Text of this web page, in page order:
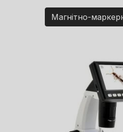
Магнітно-